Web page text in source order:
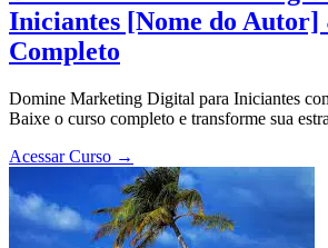
Iniciantes [Nome do Autor]
Completo
Domine Marketing Digital para Iniciantes
Baixe o curso completo e transforme sua
Acessar Curso →